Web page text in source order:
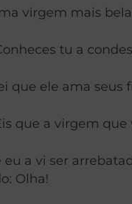
virgem mais
tu a
que ele ama
que a virgem
eu a vi ser
Olha!